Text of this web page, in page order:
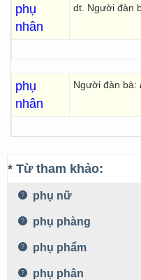
phụ
nhân
dt. Người đàn
phụ
nhân
Người đàn bà:
* Từ tham khảo:
phụ nữ
phụ phàng
phụ phẩm
phụ phân